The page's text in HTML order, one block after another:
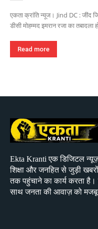
एकता क्रांति न्यूज। Jind DC : जींद
डीसी मोहम्मद इमरान रजा का
Read more
Ekta Kranti एक डिजिटल न्यूज़
शिक्षा और जनहित से जुड़ी
तक पहुंचाने का कार्य करता है।
साथ जनता की आवाज़ को